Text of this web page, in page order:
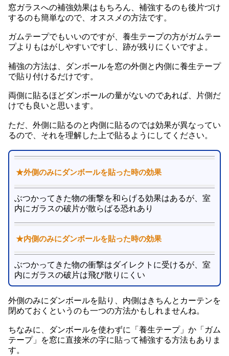
窓ガラスへの補強効果はもちろん、補強するのも後片づけ
するのも簡単なので、オススメの方法です。
ガムテープでもいいのですが、養生テープの方がガムテー
プよりもはがしやすいですし、跡が残りにくいですよ。
補強の方法は、ダンボールを窓の外側と内側に養生テープ
で貼り付けるだけです。
両側に貼るほどダンボールの量がないのであれば、片側だ
けでも良いと思います。
ただ、外側に貼るのと内側に貼るのでは効果が異なってい
るので、それを理解した上で貼るようにしてください。
★外側のみにダンボールを貼った時の効果
ぶつかってきた物の衝撃を和らげる効果はあるが、室
内にガラスの破片が散らばる恐れあり
★内側のみにダンボールを貼った時の効果
ぶつかってきた物の衝撃はダイレクトに受けるが、室
内にガラスの破片は飛び散りにくい
外側のみにダンボールを貼り、内側はきちんとカーテンを
閉めておくというのも一つの方法かもしれませんね。
ちなみに、ダンボールを使わずに「養生テープ」か「ガム
テープ」を窓に直接米の字に貼って補強する方法もありま
す。